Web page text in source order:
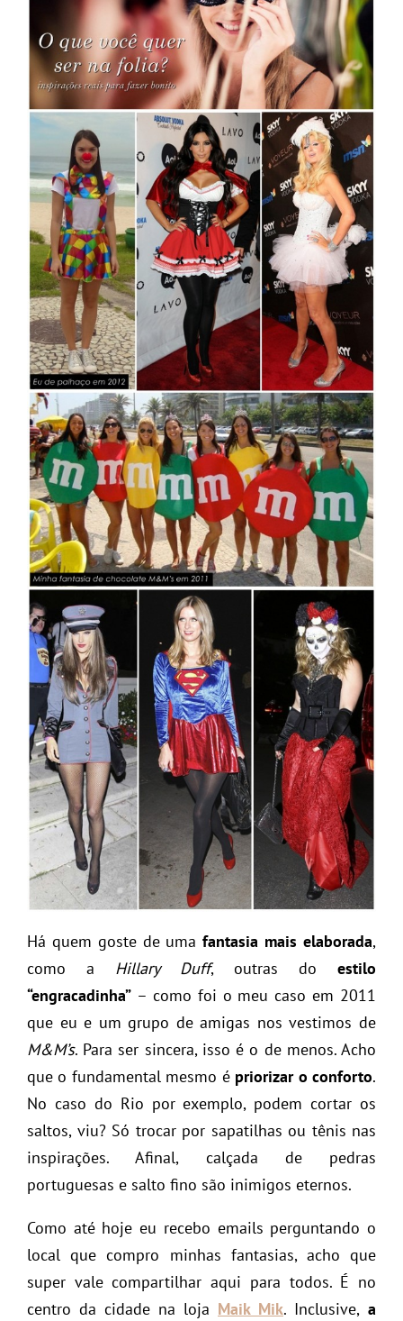
Há quem goste de umafantasia mais elaborada,
como a Hillary Duff, outras do estilo
“engracadinha” – como foi o meu caso em 2011
que eu e um grupo de amigas nos vestimos de
M&M’s. Para ser sincera, isso é o de menos. Acho
que o fundamental mesmo é priorizar o conforto.
No caso do Rio por exemplo, podem cortar os
saltos, viu? Só trocar por sapatilhas ou tênis nas
inspirações. Afinal, calçada de pedras
portuguesas e salto fino são inimigos eternos.
Como até hoje eu recebo emails perguntando o
local que compro minhas fantasias, acho que
super vale compartilhar aqui para todos. É no
centro da cidade na loja Maik Mik. Inclusive, a